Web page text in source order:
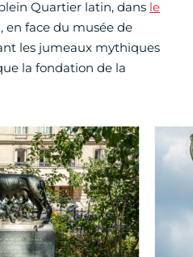
Quartier latin, dans le
en face du musée de
les jumeaux mythiques
la fondation de la